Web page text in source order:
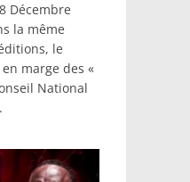
Décembre
la même
le
en marge des «
National